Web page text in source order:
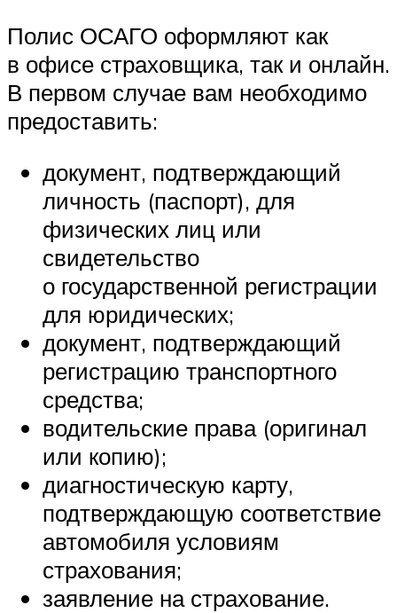
Полис ОСАГО оформляют как
в офисе страховщика, так и онлайн.
В первом случае вам необходимо
предоставить:
документ, подтверждающий
личность (паспорт), для
физических лиц или
свидетельство
о государственной регистрации
для юридических;
документ, подтверждающий
регистрацию транспортного
средства;
водительские права (оригинал
или копию);
диагностическую карту,
подтверждающую соответствие
автомобиля условиям
страхования;
заявление на страхование.